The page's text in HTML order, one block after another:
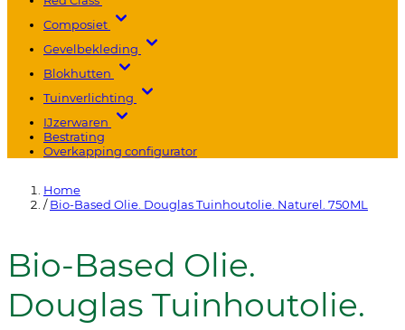
Composiet
Gevelbekleding
Blokhutten
Tuinverlichting
IJzerwaren
Bestrating
Overkapping configurator
Home
/ Bio-Based Olie. Douglas Tuinhoutolie. Naturel. 750ML
Bio-Based Olie.
Douglas Tuinhoutolie.